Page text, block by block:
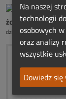
żona ś.p.Henia
dzień temu
♥•.¸♥•.¸
--ŚWIATEŁKA
♥•.¸♥•.¸ ♥•.¸♥♥
Na naszej
technologii
osobowych
oraz analizy
wszystkie
Dowiedz się